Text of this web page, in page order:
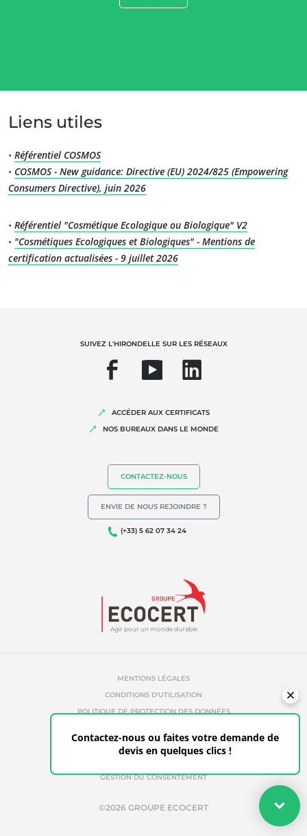
Biodiversité et changement climatique
Allégations environnementales
Liens utiles
• Référentiel COSMOS
• COSMOS - New guidance: Directive (EU) 2024/825 (Empowering
Consumers Directive), juin 2026
• Référentiel "Cosmétique Ecologique ou Biologique" V2
• "Cosmétiques Ecologiques et Biologiques" - Mentions de
certification actualisées - 9 juillet 2026
Agir pour un monde durable
SUIVEZ L'HIRONDELLE SUR LES RÉSEAUX
ACCÉDER AUX CERTIFICATS
NOS BUREAUX DANS LE MONDE
CONTACTEZ-NOUS
ENVIE DE NOUS REJOINDRE ?
(+33) 5 62 07 34 24
MENTIONS LÉGALES
CONDITIONS D'UTILISATION
POLITIQUE DE PROTECTION DES DONNÉES
RÉFÉRENCES ABUSIVES
GESTION DU CONSENTEMENT
©2026 GROUPE ECOCERT
Contactez-nous ou faites votre demande de
devis en quelques clics !
Faites votre demande de devis en quelques clics pour les